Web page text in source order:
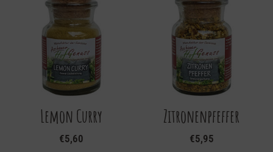
Lemon Curry
€5,60
Zitronenpfeffer
€5,95